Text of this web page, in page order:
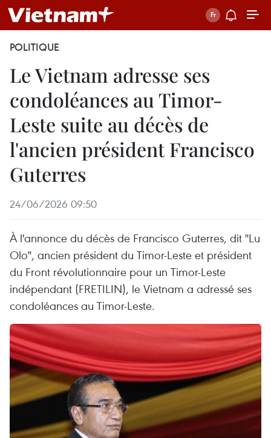
POLITIQUE
Le Vietnam adresse ses
condoléances au Timor-
Leste suite au décès de
l'ancien président Francisco
Guterres
24/06/2026 09:50
À l'annonce du décès de Francisco Guterres, dit "Lu
Olo", ancien président du Timor-Leste et président
du Front révolutionnaire pour un Timor-Leste
indépendant (FRETILIN), le Vietnam a adressé ses
condoléances au Timor-Leste.